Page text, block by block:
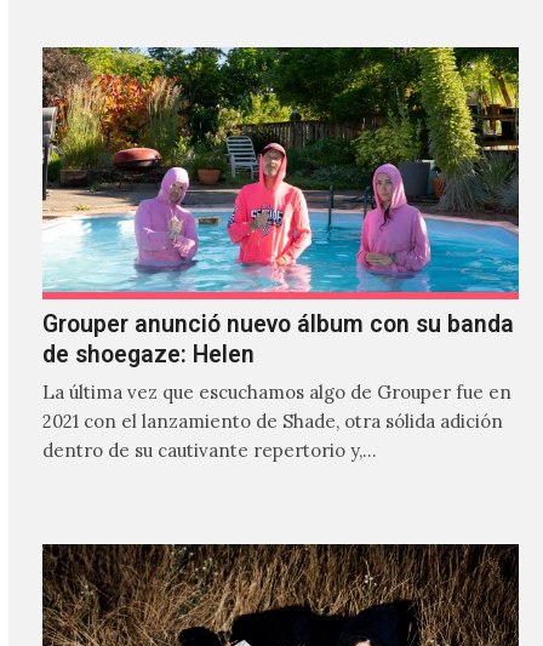
Grouper anunció nuevo álbum con su banda
de shoegaze: Helen
La última vez que escuchamos algo de Grouper fue en
2021 con el lanzamiento de Shade, otra sólida adición
dentro de su cautivante repertorio y,…